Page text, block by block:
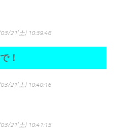
21(土) 10:39:46
！
21(土) 10:40:16
21(土) 10:41:15